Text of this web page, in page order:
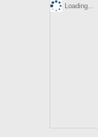
Loading...